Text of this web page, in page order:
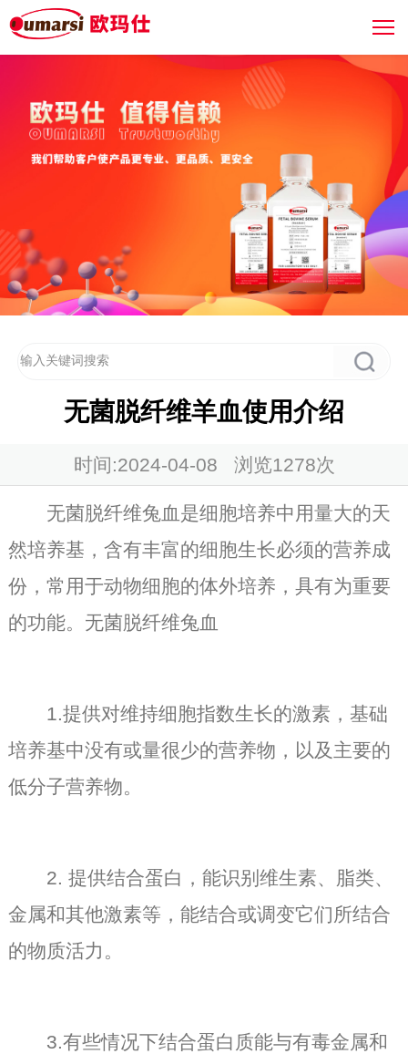
无菌脱纤维羊血使用介绍
时间:2024-04-08 浏览1278次
无菌脱纤维兔血是细胞培养中用量大的天
然培养基，含有丰富的细胞生长必须的营养成
份，常用于动物细胞的体外培养，具有为重要
的功能。无菌脱纤维兔血
1.提供对维持细胞指数生长的激素，基础
培养基中没有或量很少的营养物，以及主要的
低分子营养物。
2. 提供结合蛋白，能识别维生素、脂类、
金属和其他激素等，能结合或调变它们所结合
的物质活力。
3.有些情况下结合蛋白质能与有毒金属和